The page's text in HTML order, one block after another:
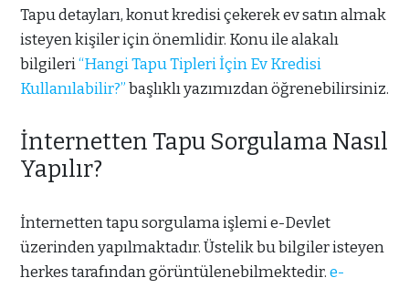
Tapu detayları, konut kredisi çekerek ev satın almak
isteyen kişiler için önemlidir. Konu ile alakalı
bilgileri“Hangi Tapu Tipleri İçin Ev Kredisi
Kullanılabilir?”başlıklı yazımızdan öğrenebilirsiniz.
İnternetten Tapu Sorgulama Nasıl
Yapılır?
İnternetten tapu sorgulama işlemi e-Devlet
üzerinden yapılmaktadır. Üstelik bu bilgiler isteyen
herkes tarafından görüntülenebilmektedir.e-